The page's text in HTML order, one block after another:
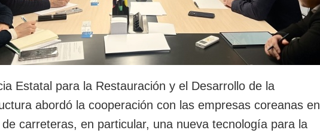
Estatal para la Restauración y el Desarrollo de la
abordó la cooperación con las empresas coreanas en
carreteras, en particular, una nueva tecnología para la